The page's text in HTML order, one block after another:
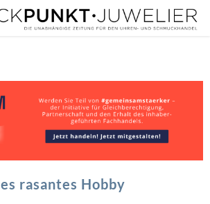
rasantes Hobby